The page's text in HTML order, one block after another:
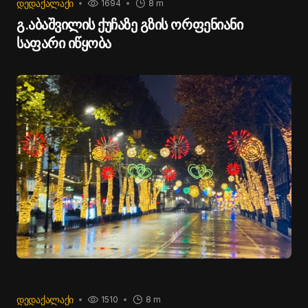
ᲓᲔᲓᲐᲥᲐᲚᲐᲥᲘ 8 m
1694
გ.აბაშვილის ქუჩაზე გზის ორფენიანი
საფარი იწყობა
ᲓᲔᲓᲐᲥᲐᲚᲐᲥᲘ 8 m
1510